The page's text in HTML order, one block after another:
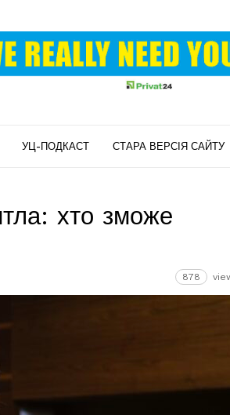
УЦ-ПОДКАСТ СТАРА ВЕРСІЯ САЙТУ
хто зможе
878